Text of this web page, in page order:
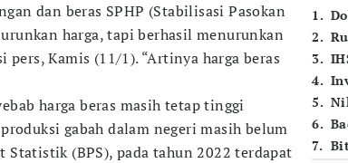
dan beras SPHP (Stabilisasi Pasokan
harga, tapi berhasil menurunkan
Kamis (11/1). “Artinya harga beras
harga beras masih tetap tinggi
gabah dalam negeri masih belum
Statistik (BPS), pada tahun 2022 terdapat
1.
2.
3.
4.
5.
6.
7.